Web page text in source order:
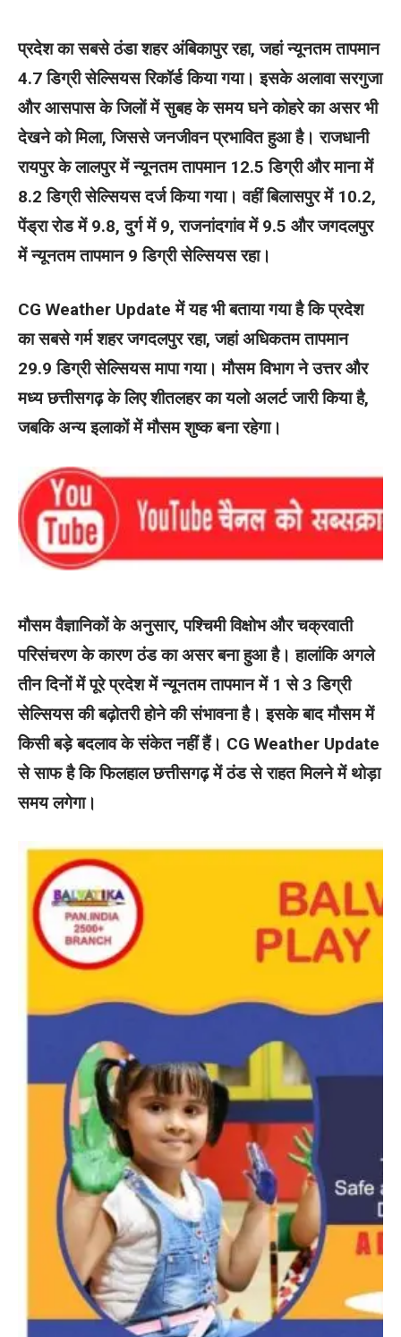
प्रदेश का सबसे ठंडा शहर अंबिकापुर रहा, जहां न्यूनतम तापमान
4.7 डिग्री सेल्सियस रिकॉर्ड किया गया। इसके अलावा सरगुजा
और आसपास के जिलों में सुबह के समय घने कोहरे का असर भी
देखने को मिला, जिससे जनजीवन प्रभावित हुआ है। राजधानी
रायपुर के लालपुर में न्यूनतम तापमान 12.5 डिग्री और माना में
8.2 डिग्री सेल्सियस दर्ज किया गया। वहीं बिलासपुर में 10.2,
पेंड्रा रोड में 9.8, दुर्ग में 9, राजनांदगांव में 9.5 और जगदलपुर
में न्यूनतम तापमान 9 डिग्री सेल्सियस रहा।
CG Weather Update में यह भी बताया गया है कि प्रदेश
का सबसे गर्म शहर जगदलपुर रहा, जहां अधिकतम तापमान
29.9 डिग्री सेल्सियस मापा गया। मौसम विभाग ने उत्तर और
मध्य छत्तीसगढ़ के लिए शीतलहर का यलो अलर्ट जारी किया है,
जबकि अन्य इलाकों में मौसम शुष्क बना रहेगा।
मौसम वैज्ञानिकों के अनुसार, पश्चिमी विक्षोभ और चक्रवाती
परिसंचरण के कारण ठंड का असर बना हुआ है। हालांकि अगले
तीन दिनों में पूरे प्रदेश में न्यूनतम तापमान में 1 से 3 डिग्री
सेल्सियस की बढ़ोतरी होने की संभावना है। इसके बाद मौसम में
किसी बड़े बदलाव के संकेत नहीं हैं। CG Weather Update
से साफ है कि फिलहाल छत्तीसगढ़ में ठंड से राहत मिलने में थोड़ा
समय लगेगा।